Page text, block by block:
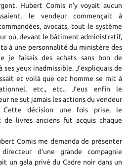
Hubert Comis n’y voyait aucun
le vendeur commençait à
avocats, tout le système
où, devant le bâtiment administratif,
à une personnalité du ministère des
je faisais des achats sans bon de
yeux inadmissible. J’expliquais de
et voilà que cet homme se mit à
etc., etc., J’eus enfin le
ne sut jamais les actions du vendeur
décision une fois prise, le
de livres anciens fut acquis chaque
Comis me demanda de présenter
d’une grande compagnie
un gala privé du Cadre noir dans un